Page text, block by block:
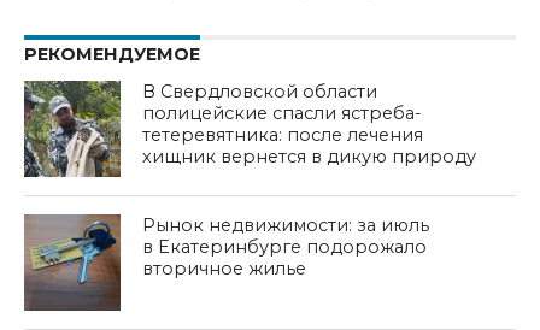
РЕКОМЕНДУЕМОЕ
В Свердловской области
полицейские спасли ястреба-
тетеревятника: после лечения
хищник вернется в дикую природу
Рынок недвижимости: за июль
в Екатеринбурге подорожало
вторичное жилье